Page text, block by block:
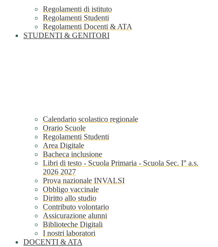
Regolamenti di istituto
Regolamenti Studenti
Regolamenti Docenti & ATA
STUDENTI & GENITORI
Calendario scolastico regionale
Orario Scuole
Regolamenti Studenti
Area Digitale
Bacheca inclusione
Libri di testo - Scuola Primaria - Scuola Sec. I° a.s.
2026 2027
Prova nazionale INVALSI
Obbligo vaccinale
Diritto allo studio
Contributo volontario
Assicurazione alunni
Biblioteche Digitali
I nostri laboratori
DOCENTI & ATA